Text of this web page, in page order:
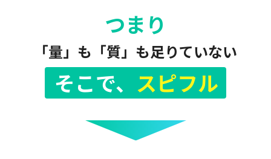
つまり
「量」も「質」も足りていない
そこで、 スピフル